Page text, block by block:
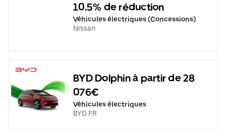
10.5% de réduction
Véhicules électriques (Concessions)
Nissan
BYD Dolphin à partir de 28
076€
Véhicules électriques
BYD FR